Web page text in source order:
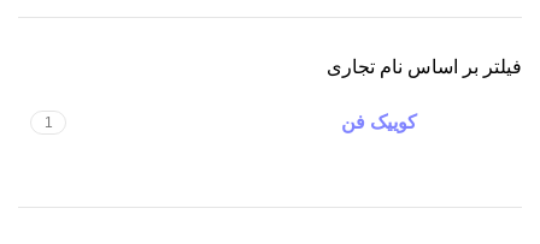
فیلتر بر اساس نام تجاری
کوییک فن 1